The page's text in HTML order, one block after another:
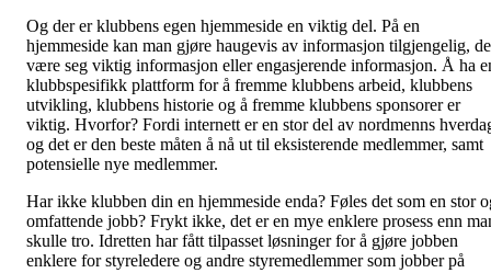
Og der er klubbens egen hjemmeside en viktig del. På en
hjemmeside kan man gjøre haugevis av informasjon tilgjengelig,
være seg viktig informasjon eller engasjerende informasjon. Å ha
klubbspesifikk plattform for å fremme klubbens arbeid, klubbens
utvikling, klubbens historie og å fremme klubbens sponsorer er
viktig. Hvorfor? Fordi internett er en stor del av nordmenns
og det er den beste måten å nå ut til eksisterende medlemmer, samt
potensielle nye medlemmer.
Har ikke klubben din en hjemmeside enda? Føles det som en stor
omfattende jobb? Frykt ikke, det er en mye enklere prosess enn
skulle tro. Idretten har fått tilpasset løsninger for å gjøre jobben
enklere for styreledere og andre styremedlemmer som jobber på